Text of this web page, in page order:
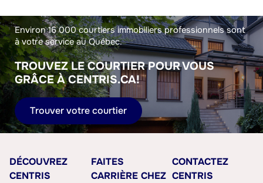
Environ 16 000 courtiers immobiliers professionnels sont
à votre service au Québec.
TROUVEZ LE COURTIER POUR VOUS
GRÂCE À CENTRIS.CA!
Trouver votre courtier
DÉCOUVREZ
CENTRIS
FAITES
CARRIÈRE CHEZ
CONTACTEZ
CENTRIS